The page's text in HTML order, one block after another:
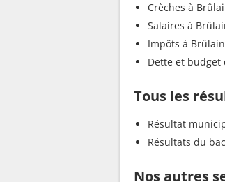
Crèches à
Salaires à
Impôts à Brûlain
Dette et budget
Tous les
Résultat
Résultats du
Nos autres